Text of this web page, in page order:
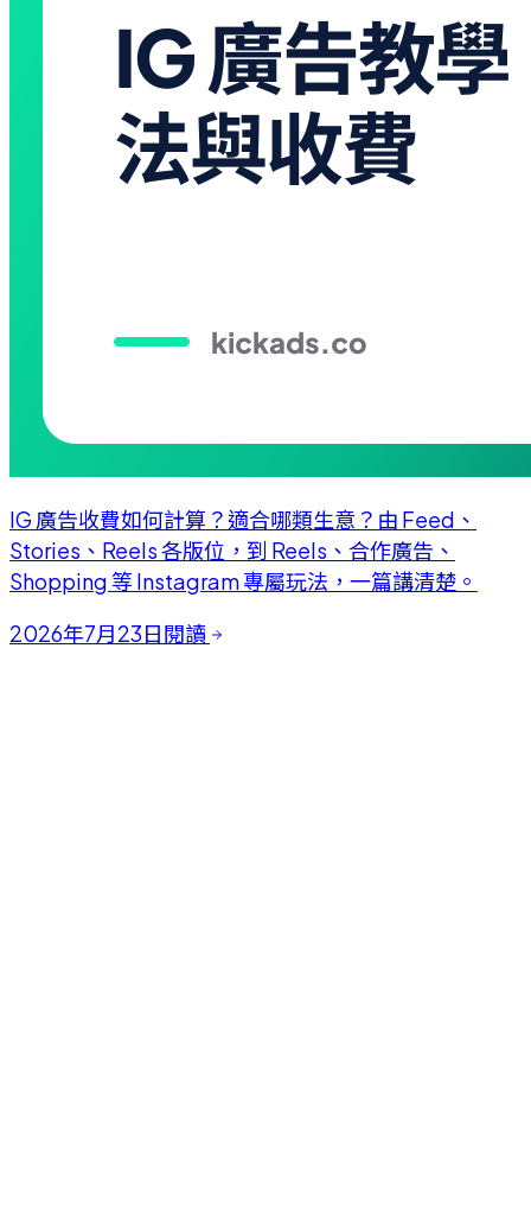
IG 廣告收費如何計算？適合哪類生意？由 Feed、
Stories、Reels 各版位，到 Reels、合作廣告、
Shopping 等 Instagram 專屬玩法，一篇講清楚。
2026年7月23日閱讀